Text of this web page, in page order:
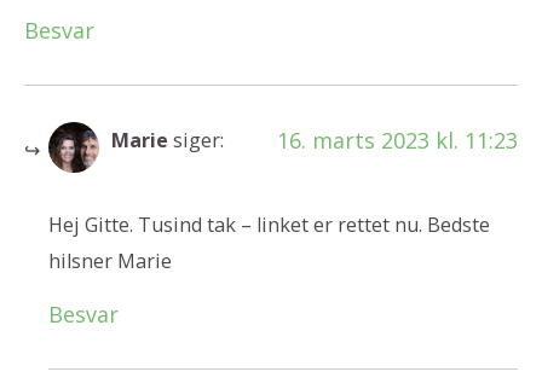
Besvar
Marie siger: 16. marts 2023 kl. 11:23
Hej Gitte. Tusind tak – linket er rettet nu. Bedste
hilsner Marie
Besvar